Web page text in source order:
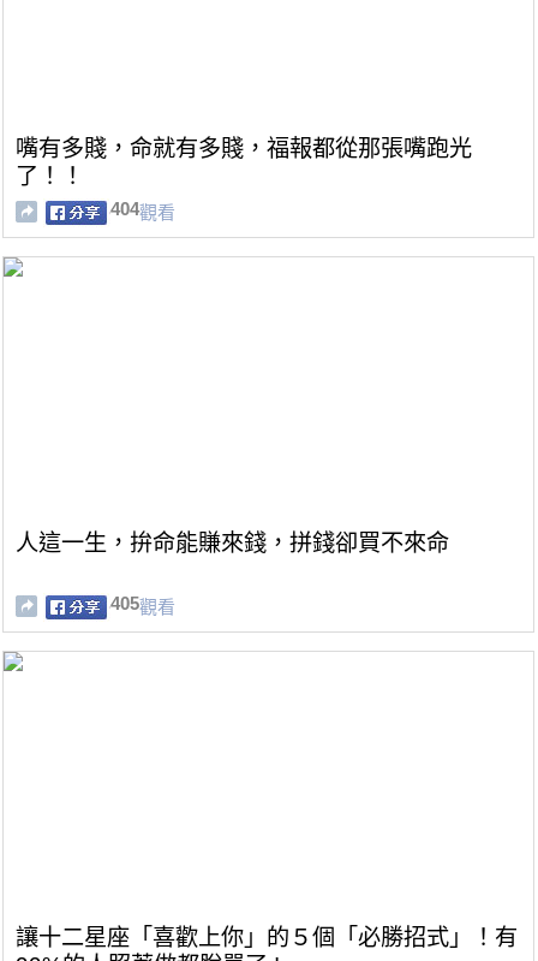
嘴有多賤，命就有多賤，福報都從那張嘴跑光
了！！
404觀看
人這一生，拚命能賺來錢，拼錢卻買不來命
405觀看
讓十二星座「喜歡上你」的５個「必勝招式」！有